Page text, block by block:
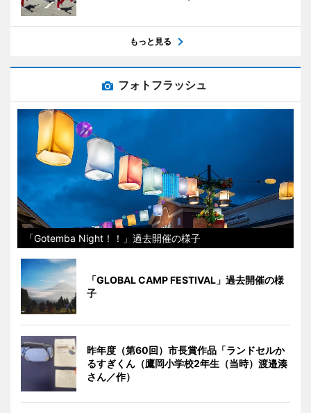
もっと見る
フォトフラッシュ
「Gotemba Night！！」過去開催の様子
「GLOBAL CAMP FESTIVAL」過去開催の様
子
昨年度（第60回）市長賞作品「ランドセルか
るすぎくん（鷹岡小学校2年生（当時）渡邉湊
さん／作）